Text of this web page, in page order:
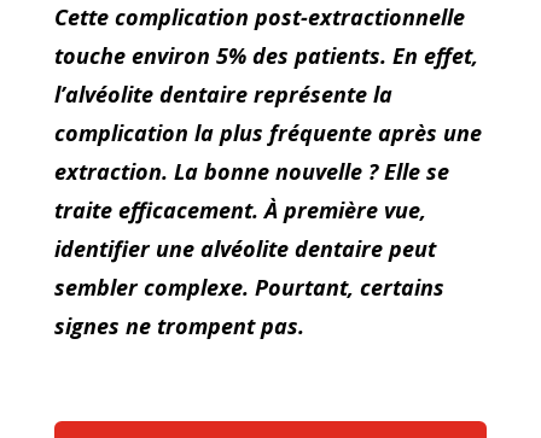
Cette complication post-extractionnelle
touche environ 5% des patients. En effet,
l’alvéolite dentaire représente la
complication la plus fréquente après une
extraction. La bonne nouvelle ? Elle se
traite efficacement. À première vue,
identifier une alvéolite dentaire peut
sembler complexe. Pourtant, certains
signes ne trompent pas.